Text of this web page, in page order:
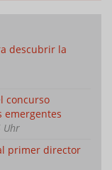
descubrir la
concurso
emergentes
Uhr
primer director